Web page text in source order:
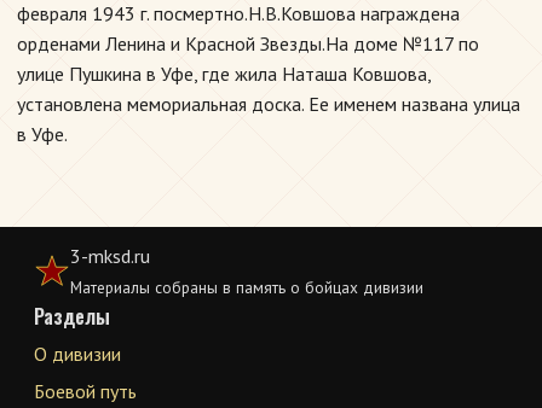
февраля 1943 г. посмертно.Н.В.Ковшова награждена
орденами Ленина и Красной Звезды.На доме №117 по
улице Пушкина в Уфе, где жила Наташа Ковшова,
установлена мемориальная доска. Ее именем названа улица
в Уфе.
3-mksd.ru
Материалы собраны в память о бойцах дивизии
Разделы
О дивизии
Боевой путь